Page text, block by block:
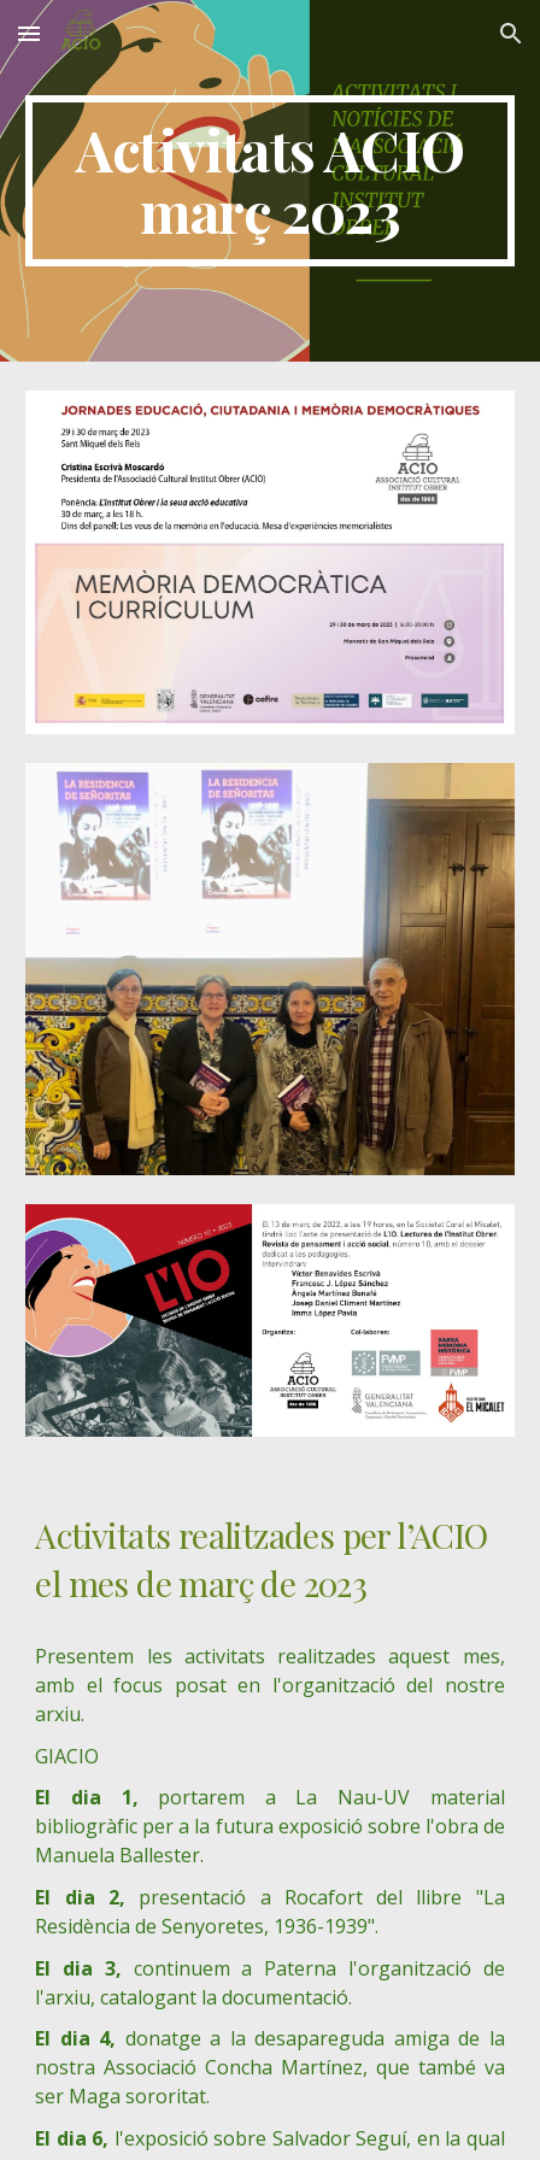
Skip to main content Skip to navigation
Activitats ACIO
març 2023
Activitats realitzades per l’ACIO
el mes de març de 2023
Presentem les activitats realitzades aquest mes,
amb el focus posat en l'organització del nostre
arxiu.
GIACIO
El dia 1, portarem a La Nau-UV material
bibliogràfic per a la futura exposició sobre l'obra de
Manuela Ballester.
El dia 2, presentació a Rocafort del llibre "La
Residència de Senyoretes, 1936-1939".
El dia 3, continuem a Paterna l'organització de
l'arxiu, catalogant la documentació.
El dia 4, donatge a la desapareguda amiga de la
nostra Associació Concha Martínez, que també va
ser Maga sororitat.
El dia 6, l'exposició sobre Salvador Seguí, en la qual